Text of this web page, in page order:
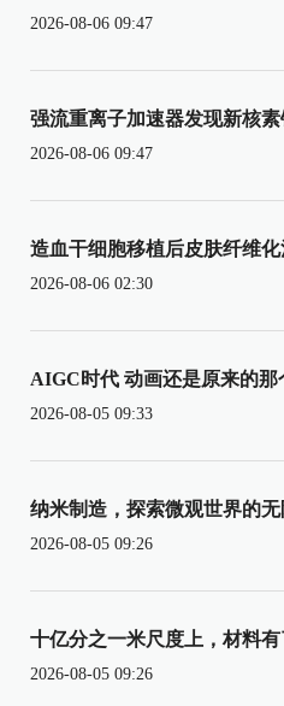
2026-08-06 09:47
强流重离子加速器发现新核素
2026-08-06 09:47
造血干细胞移植后皮肤纤维
2026-08-06 02:30
AIGC时代 动画还是原来的那
2026-08-05 09:33
纳米制造，探索微观世界的
2026-08-05 09:26
十亿分之一米尺度上，材料
2026-08-05 09:26